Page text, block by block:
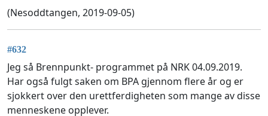
(Nesoddtangen, 2019-09-05)
#632
Jeg så Brennpunkt- programmet på NRK 04.09.2019.
Har også fulgt saken om BPA gjennom flere år og er
sjokkert over den urettferdigheten som mange av disse
menneskene opplever.